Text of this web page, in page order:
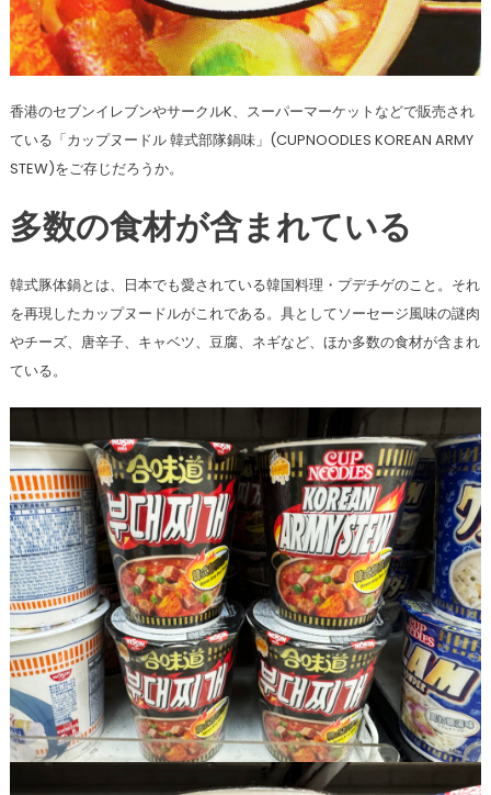
香港のセブンイレブンやサークルK、スーパーマーケットなどで販売され
ている「カップヌードル 韓式部隊鍋味」(CUPNOODLES KOREAN ARMY
STEW)をご存じだろうか。
多数の食材が含まれている
韓式豚体鍋とは、日本でも愛されている韓国料理・プデチゲのこと。それ
を再現したカップヌードルがこれである。具としてソーセージ風味の謎肉
やチーズ、唐辛子、キャベツ、豆腐、ネギなど、ほか多数の食材が含まれ
ている。